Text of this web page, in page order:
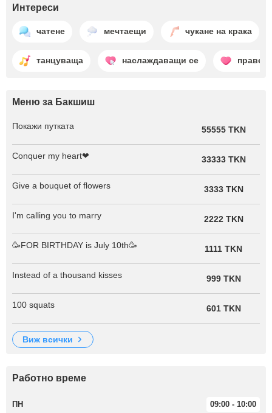
Интереси
чатене мечтаещи чукане на крака
танцуваща наслаждаващи се
Меню за Бакшиш
Покажи путката 55555 TKN
Conquer my heart❤ 33333 TKN
Give a bouquet of flowers 3333 TKN
I'm calling you to marry 2222 TKN
🥳FOR BIRTHDAY is July 10th🥳 1111 TKN
Instead of a thousand kisses 999 TKN
100 squats 601 TKN
виж всички
Работно време
ПН 09:00 - 10:00